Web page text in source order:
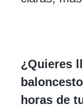
¿Quieres
horas de